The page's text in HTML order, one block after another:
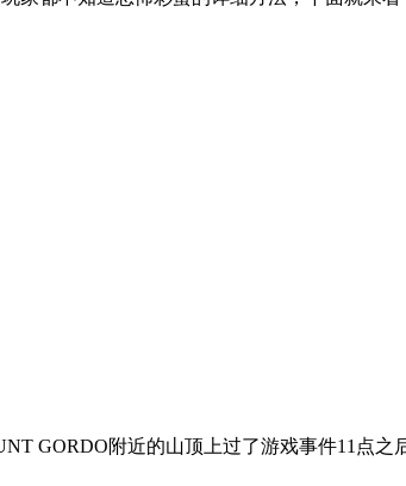
GORDO附近的山顶上过了游戏事件11点之